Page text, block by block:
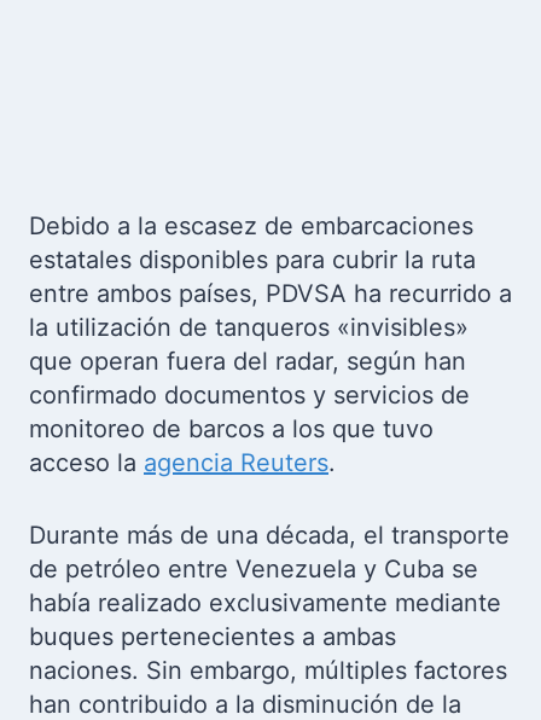
Debido a la escasez de embarcaciones
estatales disponibles para cubrir la ruta
entre ambos países, PDVSA ha recurrido a
la utilización de tanqueros «invisibles»
que operan fuera del radar, según han
confirmado documentos y servicios de
monitoreo de barcos a los que tuvo
acceso la agencia Reuters.
Durante más de una década, el transporte
de petróleo entre Venezuela y Cuba se
había realizado exclusivamente mediante
buques pertenecientes a ambas
naciones. Sin embargo, múltiples factores
han contribuido a la disminución de la